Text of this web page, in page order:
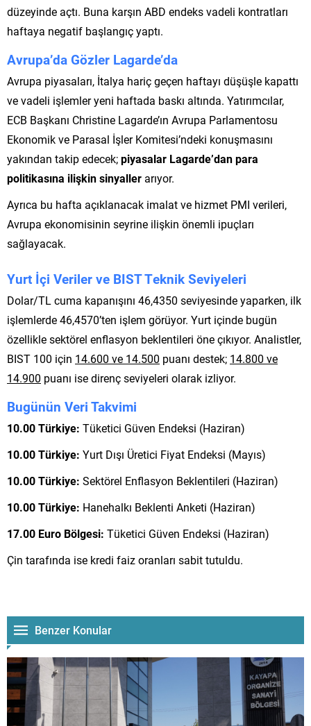
düzeyinde açtı. Buna karşın ABD endeks vadeli kontratları
haftaya negatif başlangıç yaptı.
Avrupa’da Gözler Lagarde’da
Avrupa piyasaları, İtalya hariç geçen haftayı düşüşle kapattı
ve vadeli işlemler yeni haftada baskı altında. Yatırımcılar,
ECB Başkanı Christine Lagarde’ın Avrupa Parlamentosu
Ekonomik ve Parasal İşler Komitesi’ndeki konuşmasını
yakından takip edecek;piyasalar Lagarde’dan para
politikasına ilişkin sinyaller arıyor.
Ayrıca bu hafta açıklanacak imalat ve hizmet PMI verileri,
Avrupa ekonomisinin seyrine ilişkin önemli ipuçları
sağlayacak.
Yurt İçi Veriler ve BIST Teknik Seviyeleri
Dolar/TL cuma kapanışını 46,4350 seviyesinde yaparken, ilk
işlemlerde 46,4570’ten işlem görüyor. Yurt içinde bugün
özellikle sektörel enflasyon beklentileri öne çıkıyor. Analistler,
BIST 100 için 14.600 ve 14.500 puanı destek; 14.800 ve
14.900 puanı ise direnç seviyeleri olarak izliyor.
Bugünün Veri Takvimi
10.00 Türkiye: Tüketici Güven Endeksi (Haziran)
10.00 Türkiye: Yurt Dışı Üretici Fiyat Endeksi (Mayıs)
10.00 Türkiye: Sektörel Enflasyon Beklentileri (Haziran)
10.00 Türkiye: Hanehalkı Beklenti Anketi (Haziran)
17.00 Euro Bölgesi: Tüketici Güven Endeksi (Haziran)
Çin tarafında ise kredi faiz oranları sabit tutuldu.
Benzer Konular